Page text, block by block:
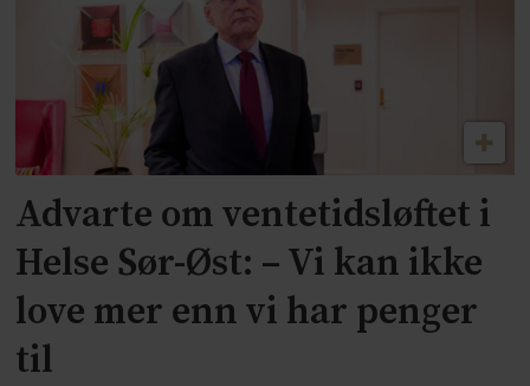
ous
Advarte om ventetidsløftet i
Helse Sør-Øst: – Vi kan ikke
love mer enn vi har penger
til